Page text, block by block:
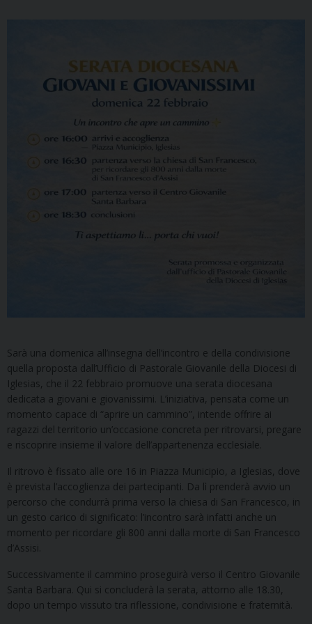
Sarà una domenica all’insegna dell’incontro e della condivisione
quella proposta dall’Ufficio di Pastorale Giovanile della Diocesi di
Iglesias, che il 22 febbraio promuove una serata diocesana
dedicata a giovani e giovanissimi. L’iniziativa, pensata come un
momento capace di “aprire un cammino”, intende offrire ai
ragazzi del territorio un’occasione concreta per ritrovarsi, pregare
e riscoprire insieme il valore dell’appartenenza ecclesiale.
Il ritrovo è fissato alle ore 16 in Piazza Municipio, a Iglesias, dove
è prevista l’accoglienza dei partecipanti. Da lì prenderà avvio un
percorso che condurrà prima verso la chiesa di San Francesco, in
un gesto carico di significato: l’incontro sarà infatti anche un
momento per ricordare gli 800 anni dalla morte di San Francesco
d’Assisi.
Successivamente il cammino proseguirà verso il Centro Giovanile
Santa Barbara. Qui si concluderà la serata, attorno alle 18.30,
dopo un tempo vissuto tra riflessione, condivisione e fraternità.